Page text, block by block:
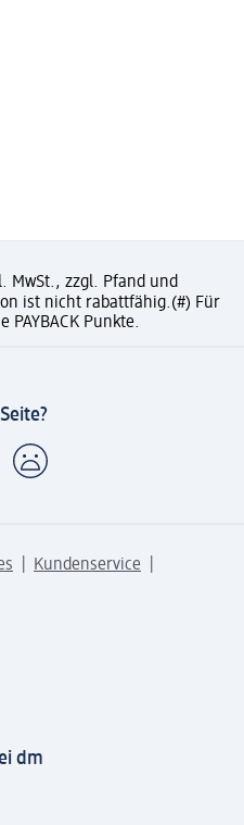
MwSt., zzgl. Pfand und
ist nicht rabattfähig.(#) Für
Punkte.
Kundenservice
dm